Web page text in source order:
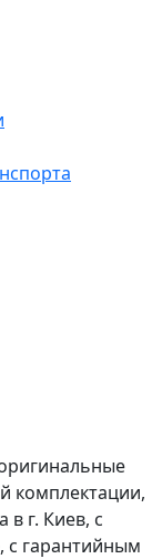
комплектации,
в г. Киев, с
с гарантийным